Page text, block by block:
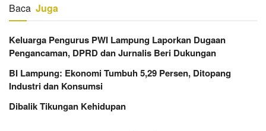
Baca Juga
Keluarga Pengurus PWI Lampung Laporkan Dugaan
Pengancaman, DPRD dan Jurnalis Beri Dukungan
BI Lampung: Ekonomi Tumbuh 5,29 Persen, Ditopang
Industri dan Konsumsi
Dibalik Tikungan Kehidupan